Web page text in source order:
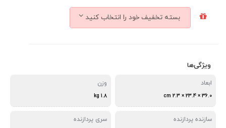
بسته تخفیف خود را انتخاب کنید
ویژگی‌ها
ابعاد
36.0 × 23.4 × 2.3 cm
وزن
1.8 kg
سازنده پردازنده سری پردازنده